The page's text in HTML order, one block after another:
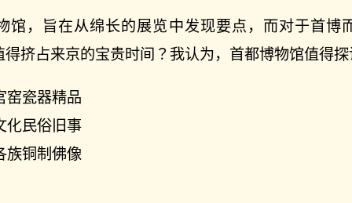
馆，旨在从绵长的展览中发现要点，而对于首博
挤占来京的宝贵时间？我认为，首都博物馆值得
窑瓷器精品
化民俗旧事
族铜制佛像